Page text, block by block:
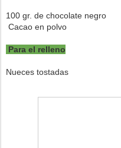
100 gr. de chocolate negro
Cacao en polvo
Para el relleno
Nueces tostadas